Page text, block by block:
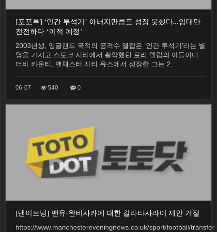
[포포투] ‘인간 투석기’ 아버지만큼도 성장 못했다...임대만
전전하다 ‘이적 예정’
2003년생, 잉글랜드 국적의 공격수 델랍은 ‘인간 투석기’라는 별
명을 가지고 스토크 시티에서 활약했던 로리 델랍의 아들이다.
더비 카운티, 맨체스터 시티 유스에서 성장한 그는 2…
06-07 540 0
[맨이브닝] 맨유-완비사카에 대한 갈라타사라이 제안 거절
https://www.manchestereveningnews.co.uk/sport/football/transfer-